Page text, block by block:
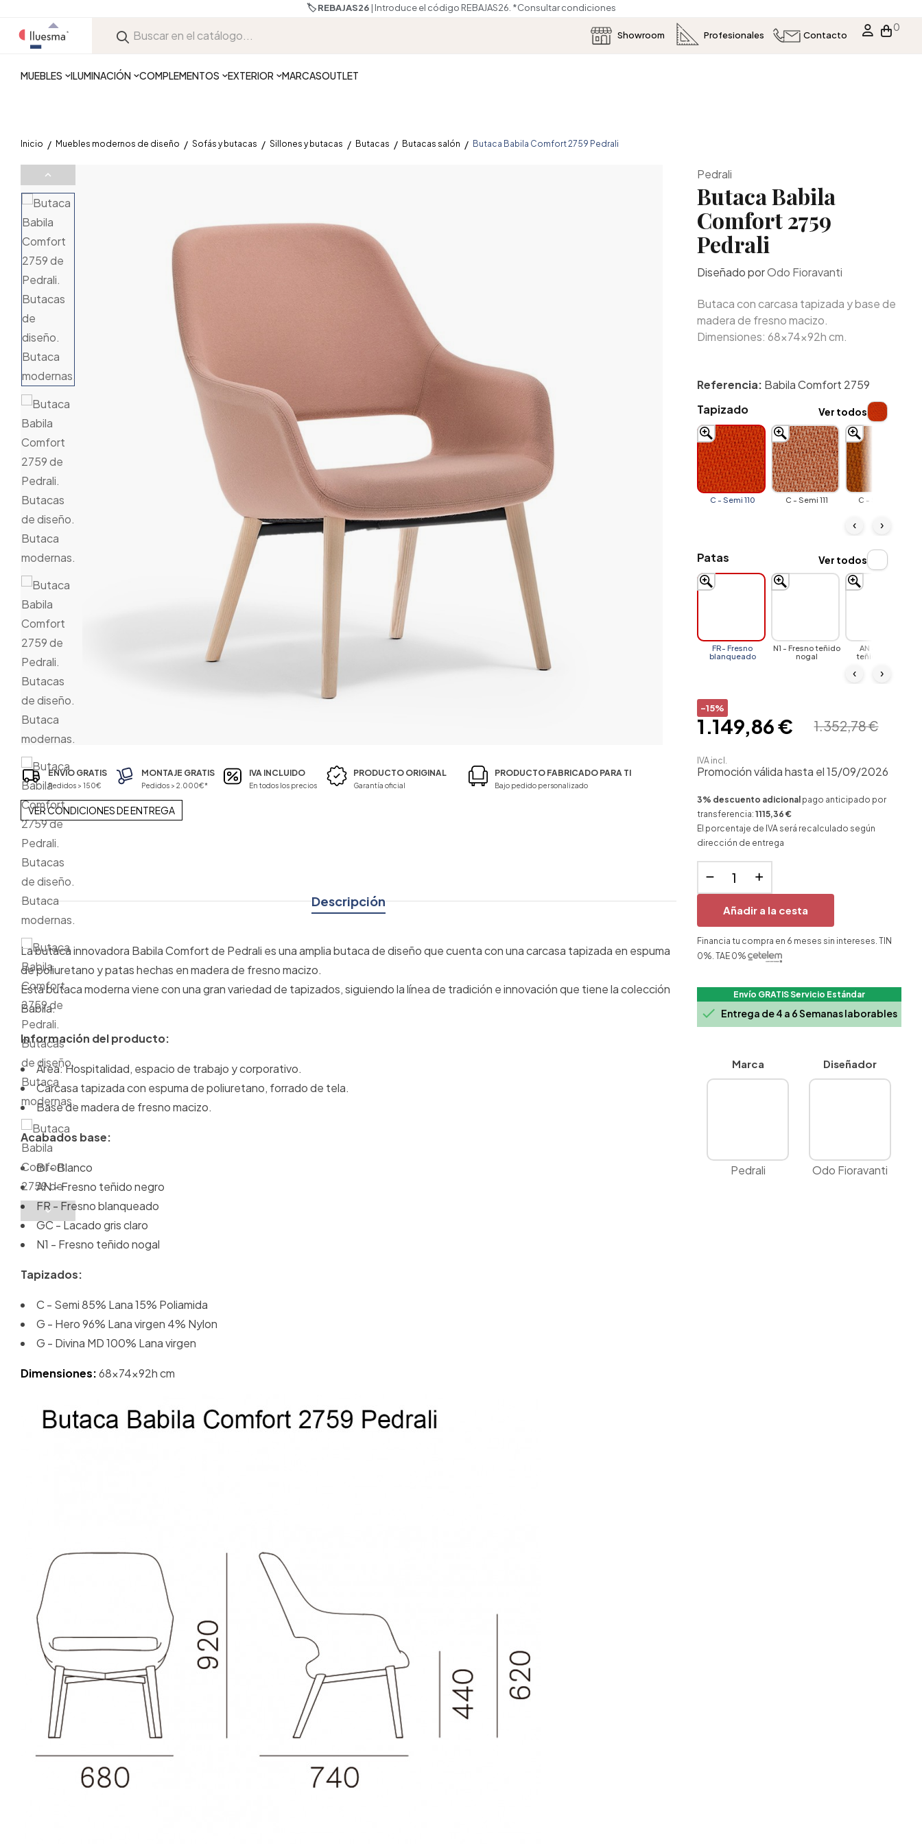
🏷️ REBAJAS26| Introduce el código REBAJAS26. *Consultar condiciones
Showroom Profesionales Contacto
0
MUEBLES ILUMINACIÓN COMPLEMENTOS EXTERIOR MARCASOUTLET
Inicio Muebles modernos de diseño Sofás y butacas Sillones y butacas Butacas Butacas salón Butaca Babila Comfort 2759 Pedrali
ENVÍO GRATIS
Pedidos > 150€
MONTAJE GRATIS
Pedidos > 2.000€*
IVA INCLUIDO
En todos los precios
PRODUCTO ORIGINAL
Garantía oficial
PRODUCTO FABRICADO PARA TI
Bajo pedido personalizado
VER CONDICIONES DE ENTREGA
Descripción
La butaca innovadora Babila Comfort de Pedrali es una amplia butaca de diseño que cuenta con una carcasa tapizada en espuma
de poliuretano y patas hechas en madera de fresno macizo.
Esta butaca moderna viene con una gran variedad de tapizados, siguiendo la línea de tradición e innovación que tiene la colección
Babila.
Información del producto:
Área: Hospitalidad, espacio de trabajo y corporativo.
Carcasa tapizada con espuma de poliuretano, forrado de tela.
Base de madera de fresno macizo.
Acabados base:
BI - Blanco
AN - Fresno teñido negro
FR - Fresno blanqueado
GC - Lacado gris claro
N1 - Fresno teñido nogal
Tapizados:
C - Semi 85% Lana 15% Poliamida
G - Hero 96% Lana virgen 4% Nylon
G - Divina MD 100% Lana virgen
Dimensiones:68x74x92h cm
Pedrali
Butaca Babila
Comfort 2759
Pedrali
Diseñado porOdo Fioravanti
Butaca con carcasa tapizada y base de
madera de fresno macizo.
Dimensiones: 68x74x92h cm.
Referencia: Babila Comfort 2759
Tapizado
C - Semi 110 C - Semi 111 C - Semi 112
‹ ›
Ver todos
Patas
FR- Fresno
blanqueado
N1 - Fresno teñido
nogal
AN - Fresno
teñido negro
‹ ›
Ver todos
-15%
1.352,78 €
1.149,86 €
IVA incl.
Promoción válida hasta el 15/09/2026
3% descuento adicional pago anticipado por
transferencia: 1115,36 €
El porcentaje de IVA será recalculado según
dirección de entrega
Añadir a la cesta
Financia tu compra en 6 meses sin intereses. TIN
0%. TAE 0%
Envío GRATIS Servicio Estándar
 Entrega de 4 a 6 Semanas laborables
Marca
Pedrali
Diseñador
Odo Fioravanti